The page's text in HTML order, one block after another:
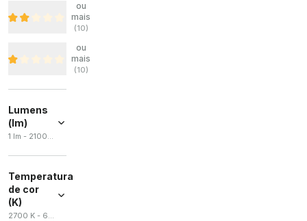
ou
mais
(10)
ou
mais
(10)
Lumens
(lm)
1 lm - 21000 lm
Temperatura
de cor
(K)
2700 K - 6500 K